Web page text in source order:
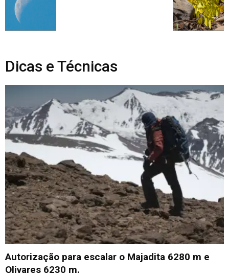
Dicas e Técnicas
Autorização para escalar o Majadita 6280 m e
Olivares 6230 m.